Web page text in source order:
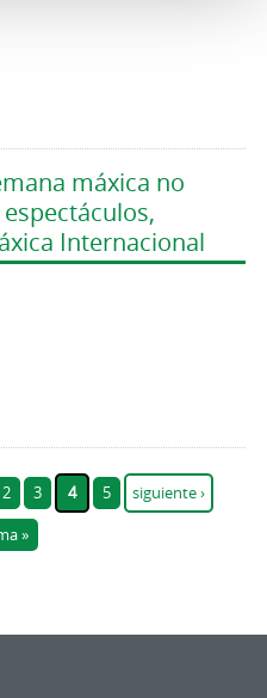
máxica no
Internacional
2 3 4 5 siguiente ›
»